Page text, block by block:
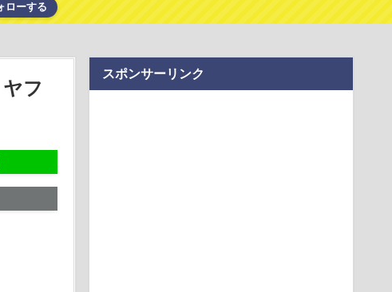
ジア人民、中国人民と連帯して戦おー！悪政高市を打倒するぞ
ろなぁ」
系を決して離れることができない「何もない空間」という最大の壁
断―危険運転致死罪適用…
の日
ローする
フ
スポンサーリンク